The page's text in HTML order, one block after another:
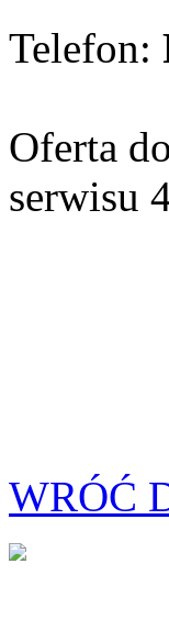
Telefon:
Oferta
serwisu
WRÓĆ